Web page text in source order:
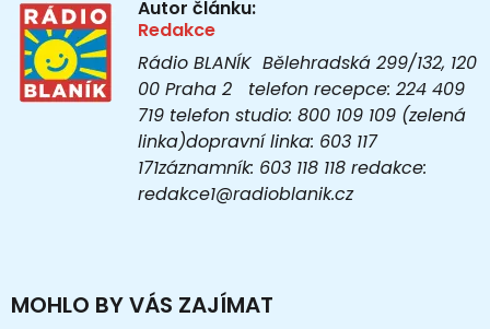
Autor článku:
Redakce
Rádio BLANÍK Bělehradská 299/132, 120
00 Praha 2 telefon recepce: 224 409
719 telefon studio: 800 109 109 (zelená
linka)dopravní linka: 603 117
171záznamník: 603 118 118 redakce:
redakce1@radioblanik.cz
MOHLO BY VÁS ZAJÍMAT